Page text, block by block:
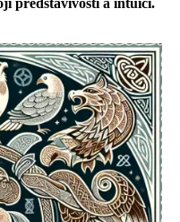
představivosti a intuici.